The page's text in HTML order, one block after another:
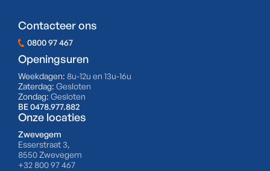
Contacteer ons
0800 97 467
Openingsuren
Weekdagen: 8u-12u en 13u-16u
Zaterdag: Gesloten
Zondag: Gesloten
BE 0478.977.882
Onze locaties
Zwevegem
Esserstraat 3,
8550 Zwevegem
+32 800 97 467